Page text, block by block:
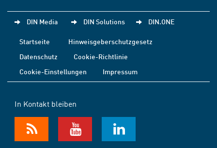
DIN Media DIN Solutions DIN.ONE
Startseite
Hinweisgeberschutzgesetz
Datenschutz
Cookie-Richtlinie
Cookie-Einstellungen
Impressum
In Kontakt bleiben